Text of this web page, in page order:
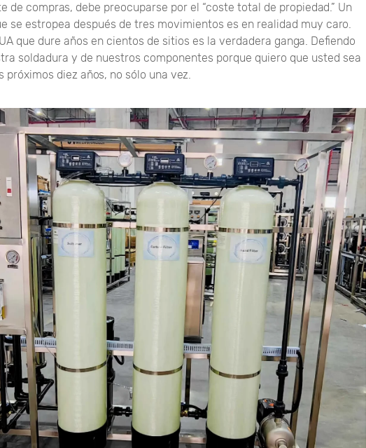
de compras, debe preocuparse por el “coste total de propiedad.” Un
se estropea después de tres movimientos es en realidad muy caro.
que dure años en cientos de sitios es la verdadera ganga. Defiendo
soldadura y de nuestros componentes porque quiero que usted sea
próximos diez años, no sólo una vez.